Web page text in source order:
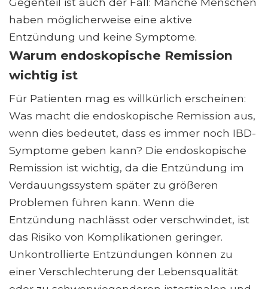
haben möglicherweise eine aktive
Entzündung und keine Symptome.
Warum endoskopische Remission
wichtig ist
Für Patienten mag es willkürlich erscheinen:
Was macht die endoskopische Remission aus,
wenn dies bedeutet, dass es immer noch IBD-
Symptome geben kann? Die endoskopische
Remission ist wichtig, da die Entzündung im
Verdauungssystem später zu größeren
Problemen führen kann. Wenn die
Entzündung nachlässt oder verschwindet, ist
das Risiko von Komplikationen geringer.
Unkontrollierte Entzündungen können zu
einer Verschlechterung der Lebensqualität